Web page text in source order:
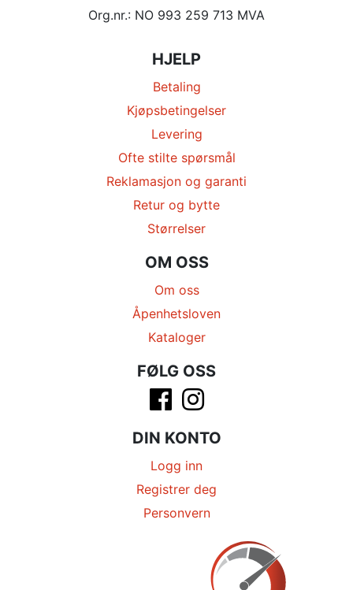
Org.nr.: NO 993 259 713 MVA
HJELP
Betaling
Kjøpsbetingelser
Levering
Ofte stilte spørsmål
Reklamasjon og garanti
Retur og bytte
Størrelser
OM OSS
Om oss
Åpenhetsloven
Kataloger
FØLG OSS
DIN KONTO
Logg inn
Registrer deg
Personvern